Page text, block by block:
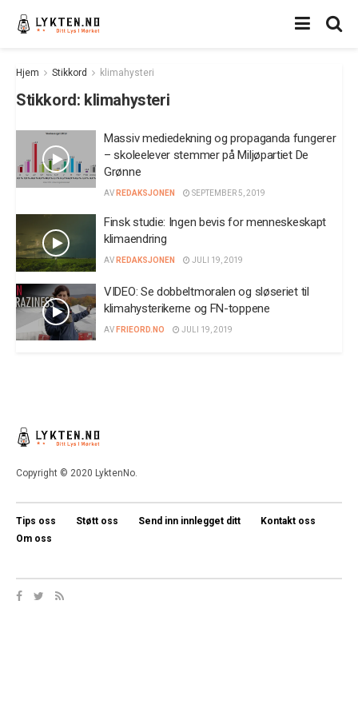
Hjem Stikkord klimahysteri
Stikkord: klimahysteri
Massiv mediedekning og propaganda fungerer
– skoleelever stemmer på Miljøpartiet De
Grønne
AV REDAKSJONEN SEPTEMBER 5, 2019
Finsk studie: Ingen bevis for menneskeskapt
klimaendring
AV REDAKSJONEN JULI 19, 2019
VIDEO: Se dobbeltmoralen og sløseriet til
klimahysterikerne og FN-toppene
AV FRIEORD.NO JULI 19, 2019
Copyright © 2020 LyktenNo.
Tips oss Støtt oss Send inn innlegget ditt
Kontakt oss
Om oss